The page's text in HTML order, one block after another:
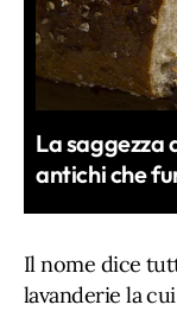
La saggezza
antichi che
Il nome dice
lavanderie la